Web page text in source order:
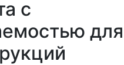
с
для